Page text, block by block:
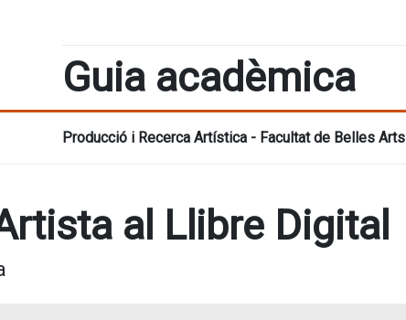
Guia acadèmica
Producció i Recerca Artística - Facultat de Belles Arts
al Llibre Digital